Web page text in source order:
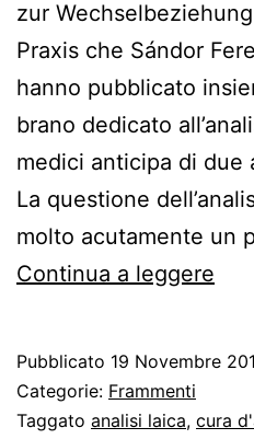
zur
Praxis che Sándor
hanno pubblicato
brano dedicato
medici anticipa di due
La questione
molto acutamente un
Continua a leggere
Pubblicato 19 Novembre
Categorie: Frammenti
Taggato analisi laica, cura